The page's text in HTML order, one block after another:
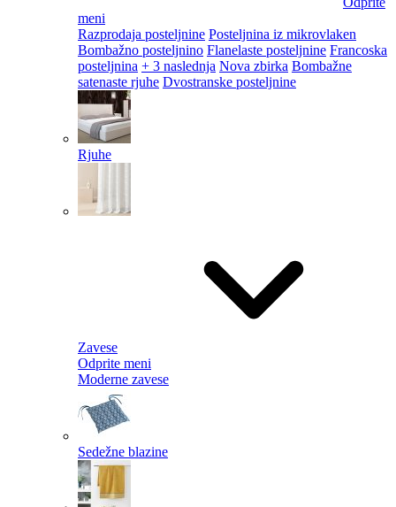
meni
Razprodaja posteljnine Posteljnina iz mikrovlaken
Bombažno posteljnino Flanelaste posteljnine Francoska
posteljnina + 3 naslednja Nova zbirka Bombažne
satenaste rjuhe Dvostranske posteljnine
Rjuhe
Zavese
Odprite meni
Moderne zavese
Sedežne blazine